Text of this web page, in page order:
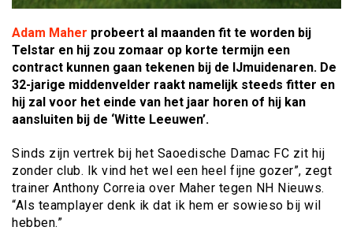
Adam Maher probeert al maanden fit te worden bij
Telstar en hij zou zomaar op korte termijn een
contract kunnen gaan tekenen bij de IJmuidenaren. De
32-jarige middenvelder raakt namelijk steeds fitter en
hij zal voor het einde van het jaar horen of hij kan
aansluiten bij de ‘Witte Leeuwen’.
Sinds zijn vertrek bij het Saoedische Damac FC zit hij
zonder club. Ik vind het wel een heel fijne gozer”, zegt
trainer Anthony Correia over Maher tegen NH Nieuws.
“Als teamplayer denk ik dat ik hem er sowieso bij wil
hebben.”